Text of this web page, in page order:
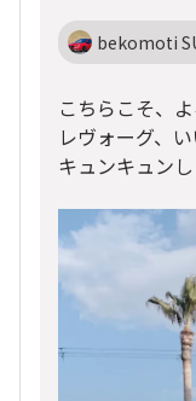
bekomoti
こちらこそ、
レヴォーグ、い
キュンキュン